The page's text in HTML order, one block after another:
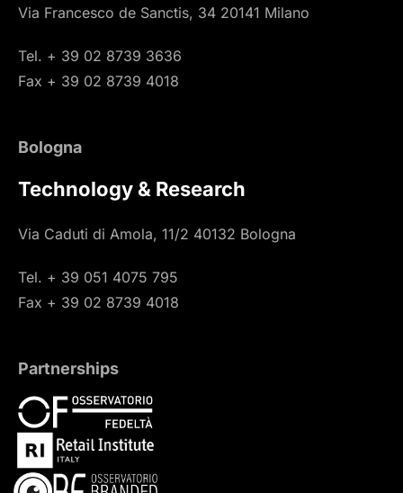
Via Francesco de Sanctis, 34 20141 Milano
Tel. + 39 02 8739 3636
Fax + 39 02 8739 4018
Bologna
Technology & Research
Via Caduti di Amola, 11/2 40132 Bologna
Tel. + 39 051 4075 795
Fax + 39 02 8739 4018
Partnerships